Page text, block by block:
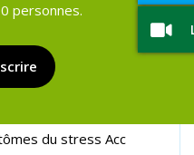
personnes.
:
de stress a
du stress Acc